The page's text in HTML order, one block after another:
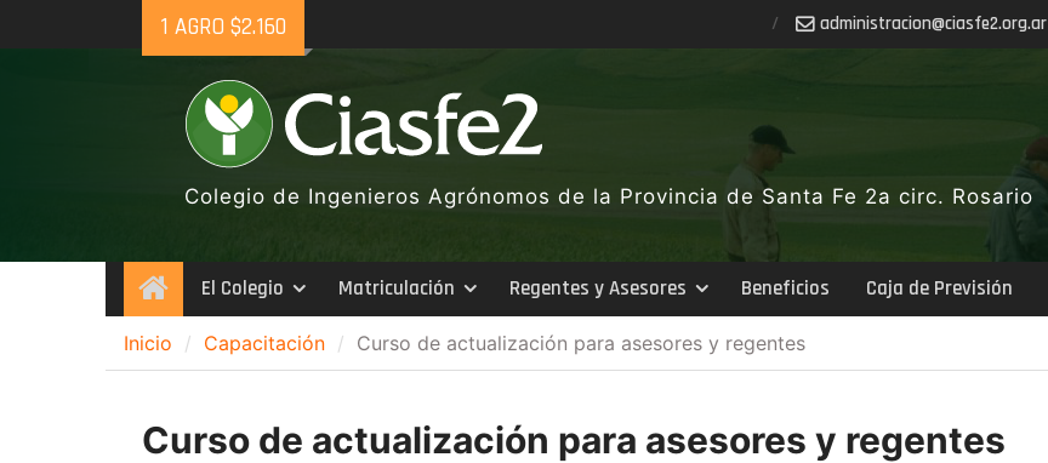
to
1 AGRO $2.160 ra.gro.2efsaic@noicartsinimda
Colegio de Ingenieros Agrónomos de la Provincia de Santa Fe 2a circ. Rosario
InicioEl Colegio Matriculación Regentes y Asesores Beneficios Caja de Previsión
Inicio Capacitación Curso de actualización para asesores y regentes
Curso de actualización para asesores y regentes